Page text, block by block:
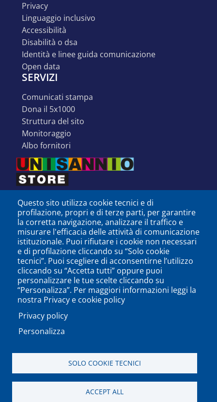
privacy
linguaggio inclusivo
accessibilità
disabilità o dsa
identità e linee guida comunicazione
open data
SERVIZI
comunicati stampa
dona il 5x1000
struttura del sito
monitoraggio
albo fornitori
SEGUICI SU
PODCAST
Questo sito utilizza cookie tecnici e di
profilazione, propri e di terze parti, per garantire
la corretta navigazione, analizzare il traffico e
misurare l'efficacia delle attività di comunicazione
istituzionale. Puoi rifiutare i cookie non necessari
e di profilazione cliccando su “Solo cookie
tecnici”. Puoi scegliere di acconsentirne l’utilizzo
cliccando su “Accetta tutti” oppure puoi
personalizzare le tue scelte cliccando su
“Personalizza”. Per maggiori informazioni leggi la
nostra Privacy e cookie policy
Privacy policy
Personalizza
SOLO COOKIE TECNICI
ACCEPT ALL
Università degli Studi del Sannio di Benevento - Piazza